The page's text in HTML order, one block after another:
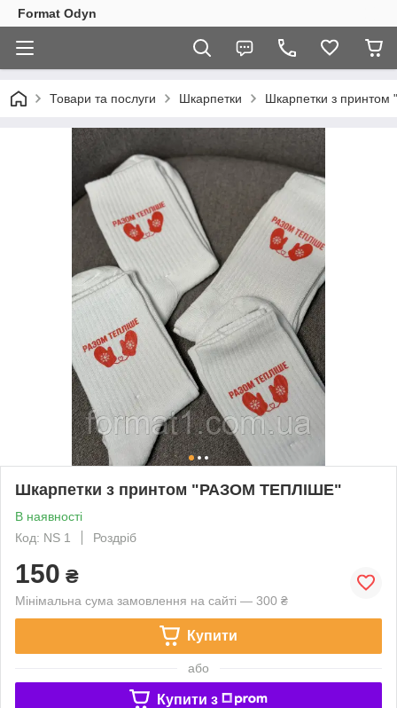
Format Odyn
Товари та послуги Шкарпетки Шкарпетки з
Шкарпетки з принтом "РАЗОМ ТЕПЛІШЕ"
В наявності
Код: NS 1
Роздріб
150 ₴
Мінімальна сума замовлення на сайті — 300 ₴
Купити
або
Купити з